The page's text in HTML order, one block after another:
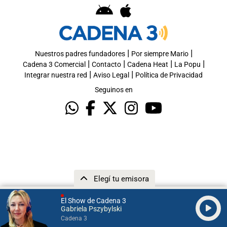
El Show de Cadena 3
Gabriela Pszybylski
Cadena 3
Elegí tu emisora
Nuestros padres fundadores| Por siempre Mario|
Cadena 3 Comercial | Contacto| Cadena Heat | La Popu |
Integrar nuestra red | Aviso Legal | Política de Privacidad
Seguinos en